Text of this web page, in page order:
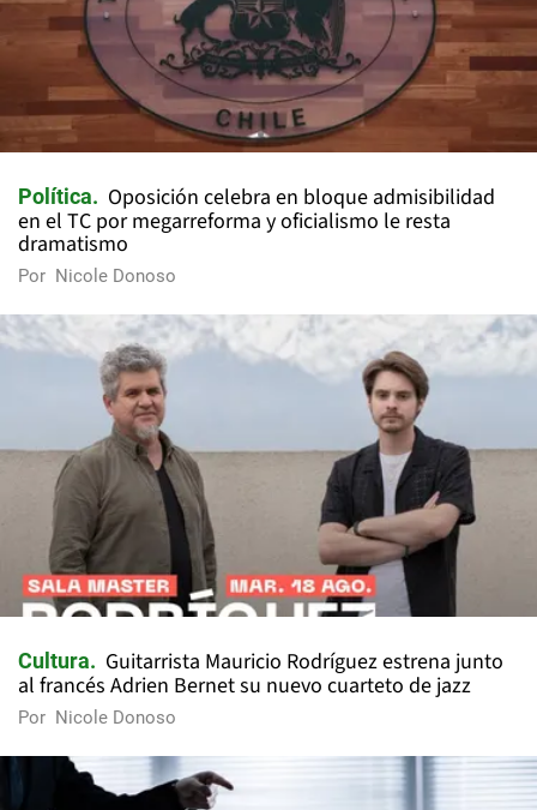
Política
Oposición celebra en bloque admisibilidad
en el TC por megarreforma y oficialismo le resta
dramatismo
Por Nicole Donoso
Cultura
Guitarrista Mauricio Rodríguez estrena junto
al francés Adrien Bernet su nuevo cuarteto de jazz
Por Nicole Donoso